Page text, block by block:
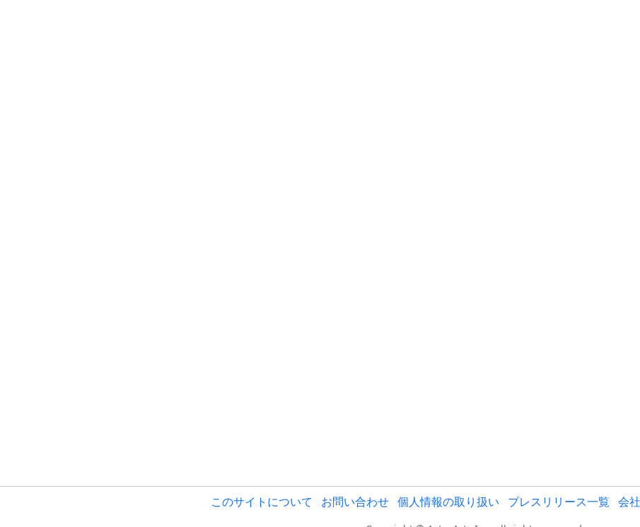
このサイトについて お問い合わせ 個人情報の取り扱い プレスリリース一覧 会